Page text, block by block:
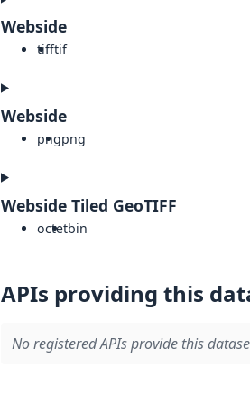
Webside
tifftif
Webside
pngpng
Webside Tiled GeoTIFF
octetbin
APIs providing this
No registered APIs provide this